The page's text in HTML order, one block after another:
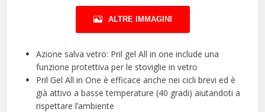
ALTRE IMMAGINI
Azione salva vetro: Pril gel All in one include una
funzione protettiva per le stoviglie in vetro
Pril Gel All in One è efficace anche nei cicli brevi ed è
già attivo a basse temperature (40 gradi) aiutandoti a
rispettare l’ambiente